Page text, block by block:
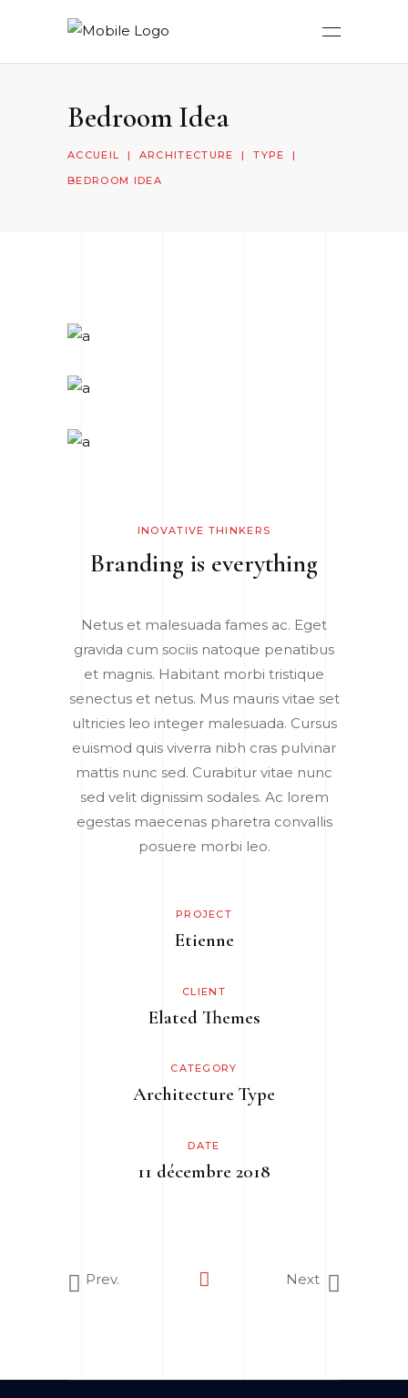
Bedroom Idea
ACCUEIL | ARCHITECTURE |TYPE |
BEDROOM IDEA
INOVATIVE THINKERS
Branding is everything
Netus et malesuada fames ac. Eget
gravida cum sociis natoque penatibus
et magnis. Habitant morbi tristique
senectus et netus. Mus mauris vitae set
ultricies leo integer malesuada. Cursus
euismod quis viverra nibh cras pulvinar
mattis nunc sed. Curabitur vitae nunc
sed velit dignissim sodales. Ac lorem
egestas maecenas pharetra convallis
posuere morbi leo.
PROJECT
Etienne
CLIENT
Elated Themes
CATEGORY
Architecture Type
DATE
11 décembre 2018
Prev. Next